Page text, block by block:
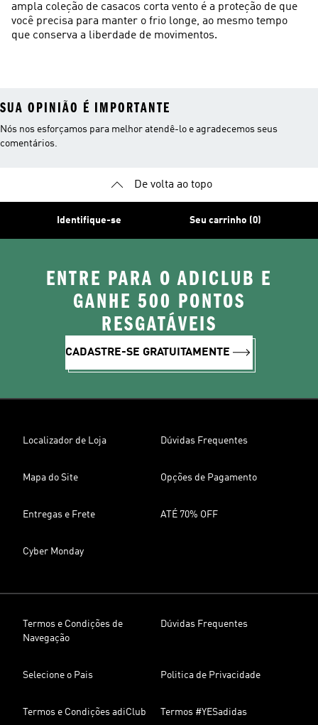
ampla coleção de casacos corta vento é a proteção de que
você precisa para manter o frio longe, ao mesmo tempo
que conserva a liberdade de movimentos.
SUA OPINIÃO É IMPORTANTE
Nós nos esforçamos para melhor atendê-lo e agradecemos seus
comentários.
De volta ao topo
Identifique-se Seu carrinho (0)
ENTRE PARA O ADICLUB E
GANHE 500 PONTOS
RESGATÁVEIS
CADASTRE-SE GRATUITAMENTE
Localizador de Loja Dúvidas Frequentes
Mapa do Site Opções de Pagamento
Entregas e Frete ATÉ 70% OFF
Cyber Monday
Termos e Condições de
Navegação
Dúvidas Frequentes
Selecione o Pais Politica de Privacidade
Termos e Condições adiClub Termos #YESadidas